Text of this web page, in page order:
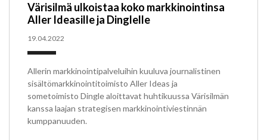
Värisilmä ulkoistaa koko markkinointinsa
Aller Ideasille ja Dinglelle
19.04.2022
Allerin markkinointipalveluihin kuuluva journalistinen
sisältömarkkinointitoimisto Aller Ideas ja
sometoimisto Dingle aloittavat huhtikuussa Värisilmän
kanssa laajan strategisen markkinointiviestinnän
kumppanuuden.